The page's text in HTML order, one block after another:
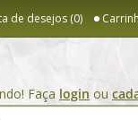
de desejos (0)
Faça login ou